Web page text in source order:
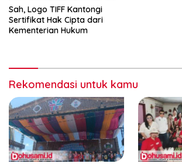
Sah, Logo TIFF Kantongi
Sertifikat Hak Cipta dari
Kementerian Hukum
Rekomendasi untuk kamu